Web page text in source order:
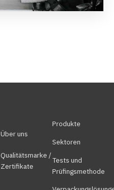
Über uns
Qualitätsmarke /
Zertifikate
Produkte
Sektoren
Tests und
Prüfingsmethode